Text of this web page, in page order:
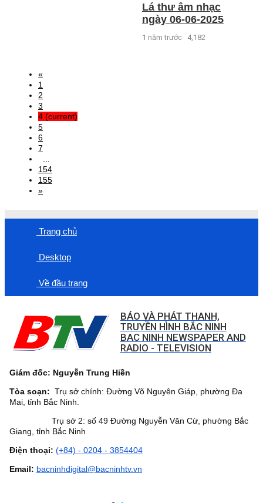
Lá thư âm nhạc
ngày 06-06-2025
1 năm trước 4,182
«
1
2
3
4 (current)
5
6
7
154
155
»
Trang chủ
Desktop
Về đầu trang
BÁO VÀ PHÁT THANH,
TRUYỀN HÌNH BẮC NINH
BAC NINH NEWSPAPER AND
RADIO - TELEVISION
Giám đốc: Nguyễn Trung Hiền
Tòa soạn: Trụ sở chính: Đường Võ Nguyên Giáp, phường Đa
Mai, tỉnh Bắc Ninh.
Trụ sở 2: số 49 Đường Nguyễn Văn Cừ, phường Bắc
Giang, tỉnh Bắc Ninh
Điện thoại: (+84) - 0204 - 3854404
Email: bacninhdigital@bacninhtv.vn